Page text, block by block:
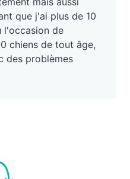
que j'ai plus de 10
l'occasion de
chiens de tout âge,
des problèmes